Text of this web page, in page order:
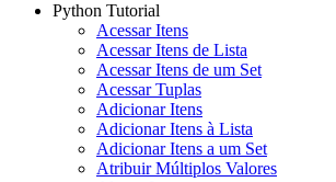
Python Tutorial
Acessar Itens
Acessar Itens de Lista
Acessar Itens de um Set
Acessar Tuplas
Adicionar Itens
Adicionar Itens à Lista
Adicionar Itens a um Set
Atribuir Múltiplos Valores